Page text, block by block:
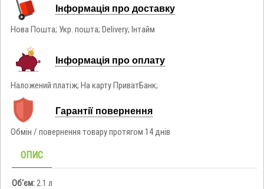
Інформація про доставку
Нова Пошта; Укр. пошта; Delivery; Інтайм
Інформація про оплату
Наложений платіж; На карту ПриватБанк;
Гарантії повернення
Обмін / повернення товару протягом 14 днів
ОПИС
Об'єм: 2.1 л